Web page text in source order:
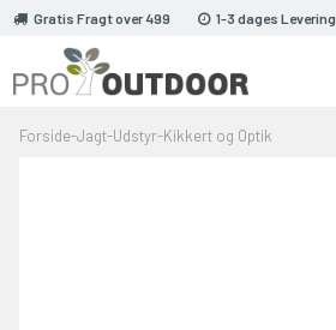
Gratis Fragt over 499 1-3 dages Levering
Forside-Jagt-Udstyr-Kikkert og Optik